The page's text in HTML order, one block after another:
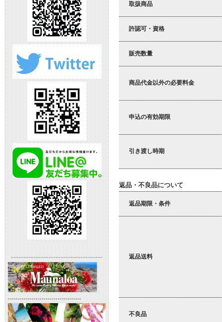
取扱商品
許認可・資格
販売数量
商品代金以外の必要料金
申込の有効期限
引き渡し時期
返品・不良品について
返品期限・条件
返品送料
不良品
-------------------------------------
-------------------------------------